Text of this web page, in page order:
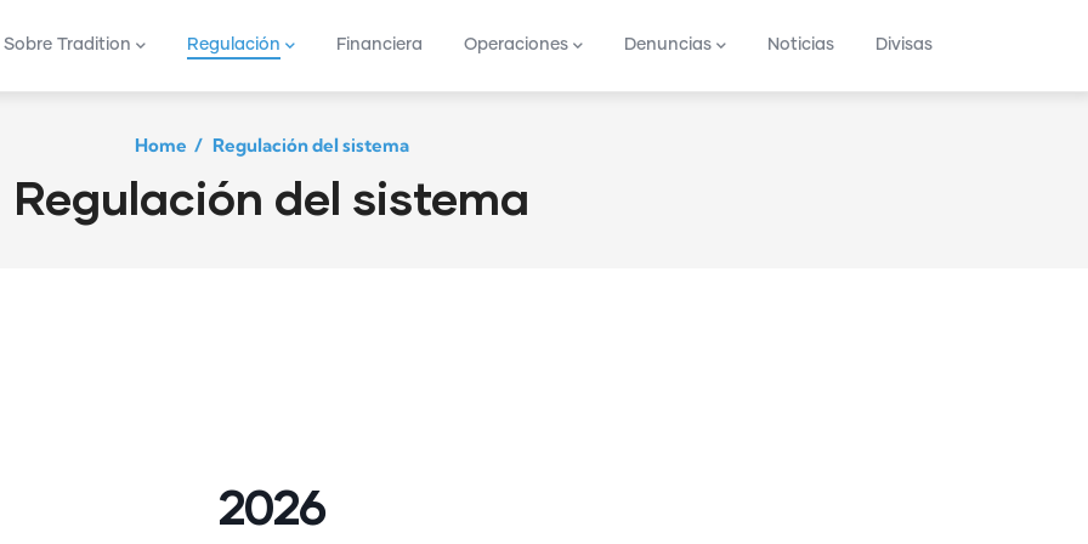
Sobre Tradition Regulación Financiera Operaciones Denuncias Noticias Divisas
Home / Regulación del sistema
Regulación del sistema
2026